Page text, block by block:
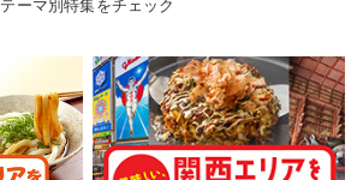
テーマ別特集をチェック